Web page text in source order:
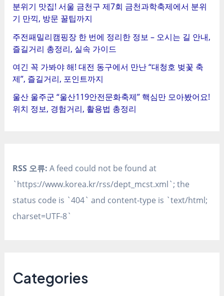
분위기 맛집! 서울 금천구 제7회 금천과학축제에서 분위
기 만끽, 방문 꿀팁까지
주전패밀리캠핑장 한 번에 정리한 정보 – 오시는 길 안내,
즐길거리 총정리, 실속 가이드
여긴 꼭 가봐야 해! 대전 동구에서 만난 “대청호 벚꽃 축
제”, 즐길거리, 포인트까지
울산 울주군 “울산119안전문화축제” 핵심만 모아봤어요!
위치 정보, 경험거리, 활용법 총정리
RSS 오류: A feed could not be found at
`https://www.korea.kr/rss/dept_mcst.xml`; the
status code is `404` and content-type is `text/html;
charset=UTF-8`
Categories